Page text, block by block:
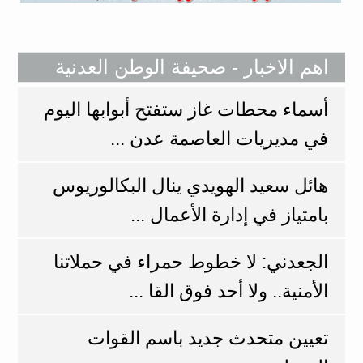
اهم الاخبار - صحيفة الوطن العدنية
أسماء محطات غاز ستفتح أبوابها اليوم
في مديريات العاصمة عدن ...
هائل سعيد الهويدي ينال البكالوريوس
بامتياز في إدارة الأعمال ...
الجعدني: لا خطوط حمراء في حملاتنا
الأمنية.. ولا أحد فوق القا ...
تعيين متحدث جديد باسم القوات